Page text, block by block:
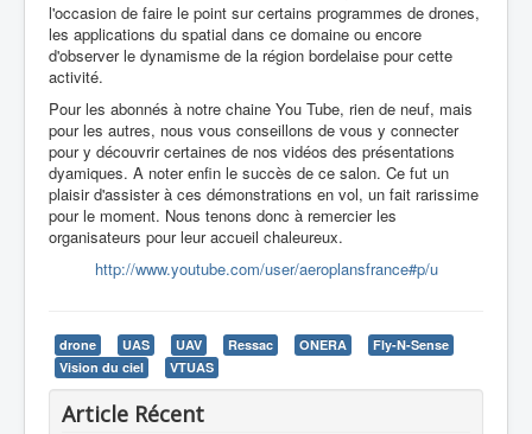
l'occasion de faire le point sur certains programmes de drones,
les applications du spatial dans ce domaine ou encore
d'observer le dynamisme de la région bordelaise pour cette
activité.
Pour les abonnés à notre chaine You Tube, rien de neuf, mais
pour les autres, nous vous conseillons de vous y connecter
pour y découvrir certaines de nos vidéos des présentations
dyamiques. A noter enfin le succès de ce salon. Ce fut un
plaisir d'assister à ces démonstrations en vol, un fait rarissime
pour le moment. Nous tenons donc à remercier les
organisateurs pour leur accueil chaleureux.
http://www.youtube.com/user/aeroplansfrance#p/u
drone UAS UAV Ressac ONERA
Fly-N-Sense
Vision du ciel
VTUAS
Article Récent